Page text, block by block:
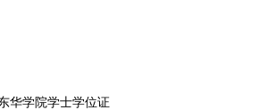
学院学士学位证